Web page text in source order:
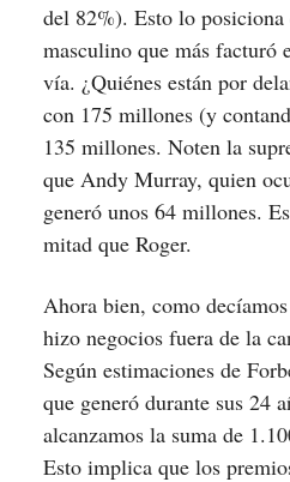
del 82%). Esto lo
masculino que más facturó
vía. ¿Quiénes están por
con 175 millones (y
135 millones. Noten la
que Andy Murray, quien
generó unos 64 millones.
mitad que Roger.
Ahora bien, como
hizo negocios fuera de la
Según estimaciones de
que generó durante sus 24
alcanzamos la suma de
Esto implica que los